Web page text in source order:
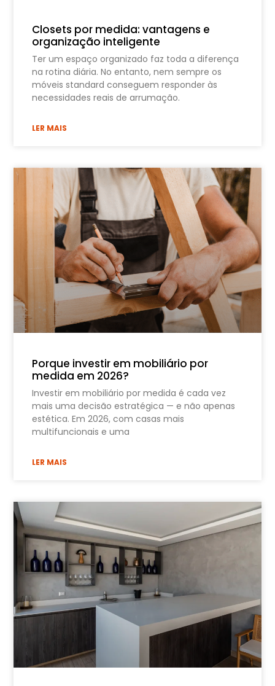
Closets por medida: vantagens e
organização inteligente
Ter um espaço organizado faz toda a diferença
na rotina diária. No entanto, nem sempre os
móveis standard conseguem responder às
necessidades reais de arrumação.
LER MAIS
Porque investir em mobiliário por
medida em 2026?
Investir em mobiliário por medida é cada vez
mais uma decisão estratégica — e não apenas
estética. Em 2026, com casas mais
multifuncionais e uma
LER MAIS